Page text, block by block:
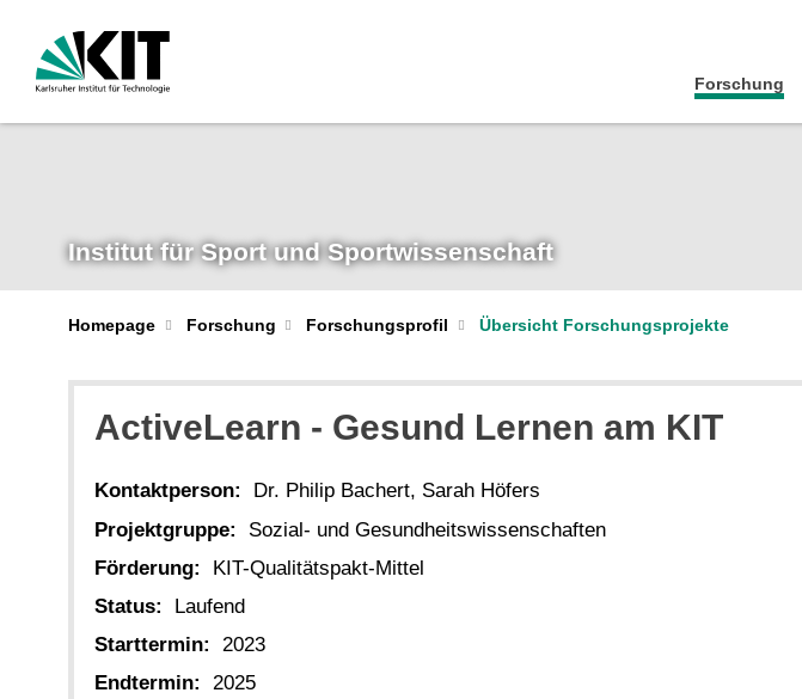
Forschung
Institut für Sport und Sportwissenschaft
Homepage Forschung Forschungsprofil Übersicht Forschungsprojekte
ActiveLearn - Gesund Lernen am KIT
Kontaktperson:
Dr. Philip Bachert, Sarah Höfers
Projektgruppe:
Sozial- und Gesundheitswissenschaften
Förderung:
KIT-Qualitätspakt-Mittel
Status:
Laufend
Starttermin:
2023
Endtermin:
2025